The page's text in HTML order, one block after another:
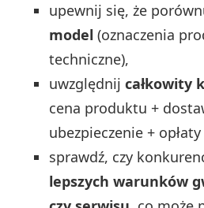
upewnij się, że
model (oznaczenia
techniczne),
uwzględnijcałkowity
cena produktu +
ubezpieczenie +
sprawdź, czy
lepszych warunków